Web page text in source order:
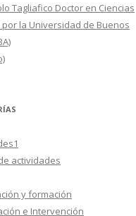
Tagliafico Doctor en Ciencias
por la Universidad de Buenos
actividades
y formación
e Intervención